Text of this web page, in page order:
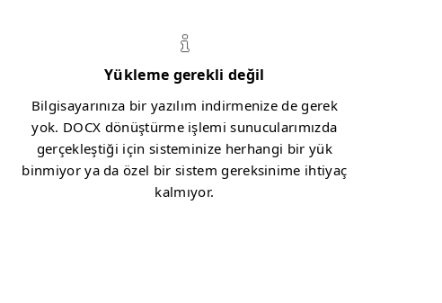
Yükleme gerekli değil
Bilgisayarınıza bir yazılım indirmenize de gerek
yok. DOCX dönüştürme işlemi sunucularımızda
gerçekleştiği için sisteminize herhangi bir yük
binmiyor ya da özel bir sistem gereksinime ihtiyaç
kalmıyor.